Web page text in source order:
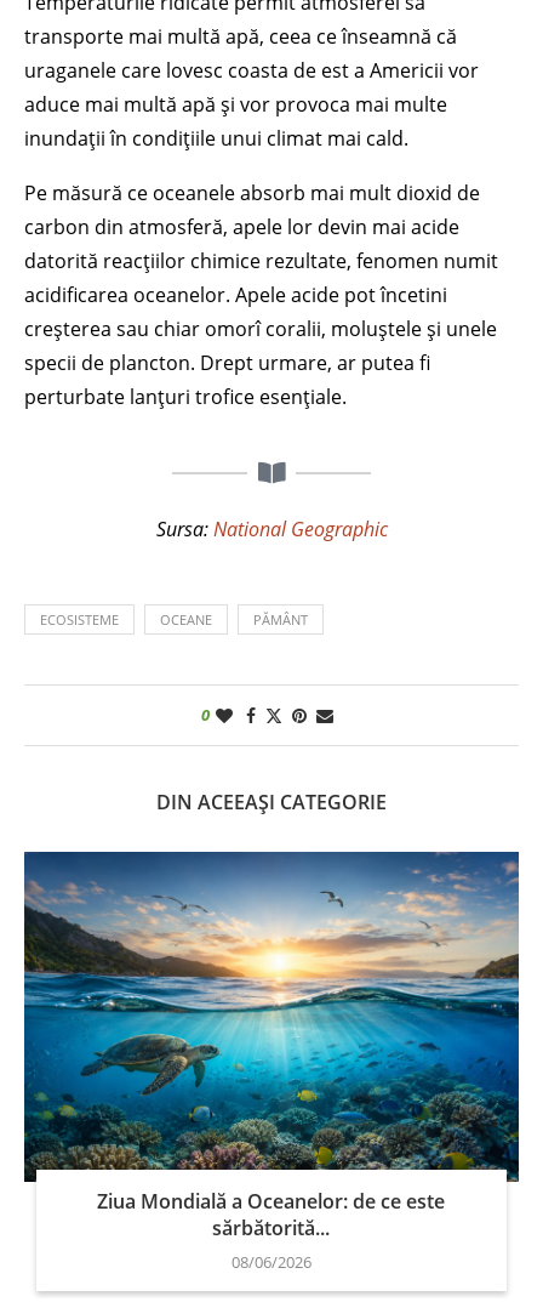
transporte mai multă apă, ceea ce înseamnă că
uraganele care lovesc coasta de est a Americii vor
aduce mai multă apă și vor provoca mai multe
inundații în condițiile unui climat mai cald.
Pe măsură ce oceanele absorb mai mult dioxid de
carbon din atmosferă, apele lor devin mai acide
datorită reacțiilor chimice rezultate, fenomen numit
acidificarea oceanelor. Apele acide pot încetini
creșterea sau chiar omorî coralii, moluștele și unele
specii de plancton. Drept urmare, ar putea fi
perturbate lanțuri trofice esențiale.
Sursa:National Geographic
ECOSISTEME OCEANE PĂMÂNT
0
DIN ACEEAȘI CATEGORIE
Ziua Mondială a Oceanelor: de ce este
sărbătorită...
08/06/2026